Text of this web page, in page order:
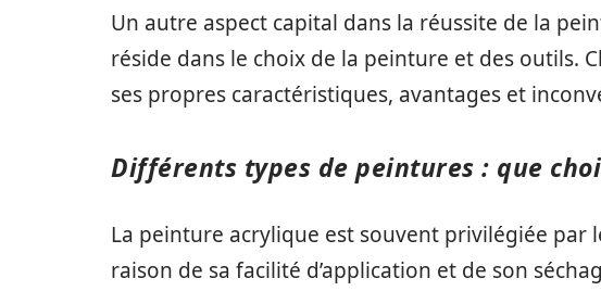
Un autre aspect capital dans la réussite de la
réside dans le choix de la peinture et des outils.
ses propres caractéristiques, avantages et
Différents types de peintures : que
La peinture acrylique est souvent privilégiée par
raison de sa facilité d’application et de son